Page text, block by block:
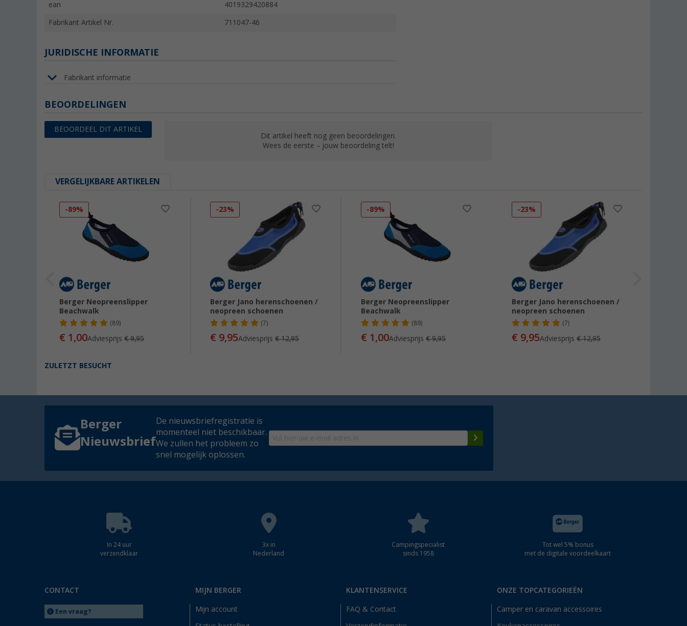
ean 4019329420884
Fabrikant Artikel Nr. 711047-46
JURIDISCHE INFORMATIE
Fabrikant informatie
BEOORDELINGEN
BEOORDEEL DIT ARTIKEL
Dit artikel heeft nog geen beoordelingen.
Wees de eerste – jouw beoordeling telt!
VERGELIJKBARE ARTIKELEN
-89%
Berger Neopreenslipper
Beachwalk
(89)
€ 1,00Adviesprijs€ 9,95
-23%
Berger Jano herenschoenen /
neopreen schoenen
(7)
€ 9,95Adviesprijs € 12,95
-89%
Berger Neopreenslipper
Beachwalk
(89)
€ 1,00Adviesprijs€ 9,95
-23%
Berger Jano herenschoenen /
neopreen schoenen
(7)
€ 9,95Adviesprijs € 12,95
ZULETZT BESUCHT
Berger
Nieuwsbrief
De nieuwsbriefregistratie is
momenteel niet beschikbaar.
We zullen het probleem zo
snel mogelijk oplossen.
In 24 uur
verzendklaar
3x in
Nederland
Campingspecialist
sinds 1958
Tot wel 5% bonus
met de digitale voordeelkaart
CONTACT
Een vraag?
MIJN BERGER
Mijn account
KLANTENSERVICE
FAQ & Contact
ONZE TOPCATEGORIEËN
Camper en caravan accessoires